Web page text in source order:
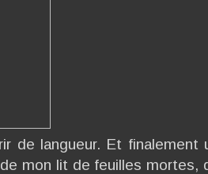
de langueur. Et finalement
mon lit de feuilles mortes,